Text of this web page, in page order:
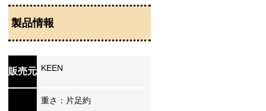
製品情報
販売元 KEEN
重さ：片足約